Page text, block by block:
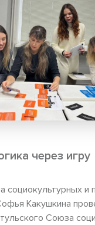
через игру
социокультурных и
Какушкина
Союза